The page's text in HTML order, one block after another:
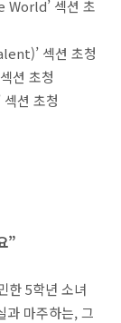
World’ 섹션 초
섹션 초청
션 초청
션 초청
요”
한 5학년 소녀
과 마주하는, 그